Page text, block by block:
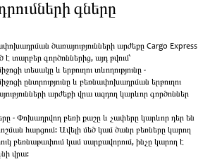
գները
ծառայությունների արժեքը Cargo Express
տարբեր գործոններից, այդ թվում՝
տեսակը և երթուղու տևողությունը -
ընտրությունը և բեռնափոխադրման երթուղու
արժեքի վրա ազդող կարևոր գործոններ
- Փոխադրվող բեռի քաշը և չափերը կարևոր դեր են
հարցում: Ավելի մեծ կամ ծանր բեռները կարող
բեռնաթափում կամ սարքավորում, ինչը կարող է
վրա: